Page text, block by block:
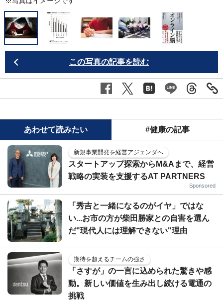
この写真の記事を読む
あわせて読みたい #健康の記事
新規事業開発を経営アジェンダへ
スタートアップ探索からM&Aまで、経営
戦略の実装を支援するAT PARTNERS
Sponsored
「秀吉と一緒になるのがイヤ」ではな
い...お市の方が柴田勝家との自害を選ん
だ"現代人には理解できない"理由
期待を超えるチームの強さ
「さすが」の一言に込められた驚きや感
動。新しい価値を生み出し続ける電通の
挑戦